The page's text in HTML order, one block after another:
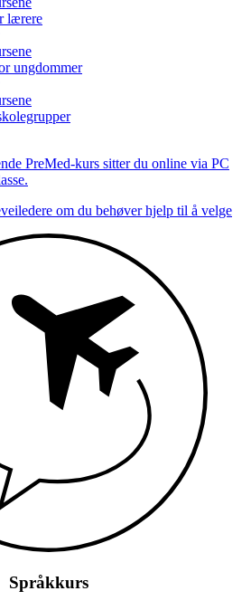
lærere
ungdommer
PreMed-kurs sitter du online via PC
om du behøver hjelp til å velge
Språkkurs